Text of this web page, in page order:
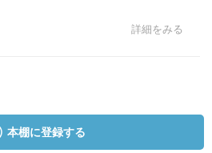
詳細をみる
本棚に登録する